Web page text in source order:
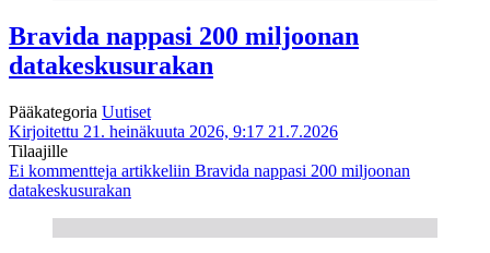
Bravida nappasi 200 miljoonan
datakeskusurakan
Pääkategoria Uutiset
Kirjoitettu 21. heinäkuuta 2026, 9:17 21.7.2026
Tilaajille
Ei kommentteja artikkeliin Bravida nappasi 200 miljoonan
datakeskusurakan